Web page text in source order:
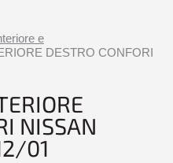
e
DESTRO CONFORI
NISSAN
01